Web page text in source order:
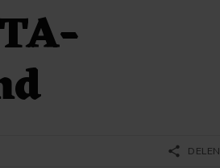
share DELEN